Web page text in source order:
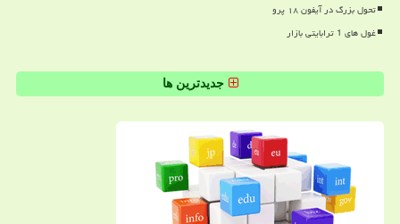
تحول بزرگ در آیفون ۱۸ پرو
غول های 1 ترابایتی بازار
جدیدترین ها